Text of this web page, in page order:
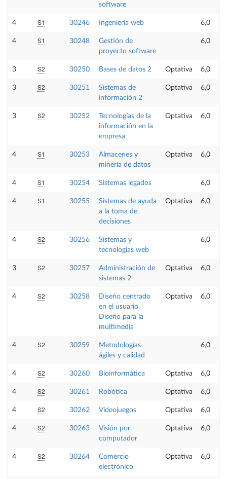
software
4 S1 30246 Ingeniería web 6,0
4 S1 30248
Gestión de
proyecto software
6,0
3 S2 30250 Bases de datos 2 Optativa 6,0
3 S2 30251
Sistemas de
información 2
Optativa 6,0
3 S2 30252
Tecnologías de la
información en la
empresa
Optativa 6,0
4 S1 30253
Almacenes y
minería de datos
Optativa 6,0
4 S1 30254 Sistemas legados 6,0
4 S1 30255
Sistemas de ayuda
a la toma de
decisiones
Optativa 6,0
4 S2 30256
Sistemas y
tecnologías web
6,0
3 S2 30257
Administración de
sistemas 2
Optativa 6,0
4 S2 30258
Diseño centrado
en el usuario.
Diseño para la
multimedia
Optativa 6,0
4 S2 30259
Metodologías
ágiles y calidad
6,0
4 S2 30260 Bioinformática Optativa 6,0
4 S2 30261 Robótica Optativa 6,0
4 S2 30262 Videojuegos Optativa 6,0
4 S2 30263
Visión por
computador
Optativa 6,0
4 S2 30264
Comercio
electrónico
Optativa 6,0